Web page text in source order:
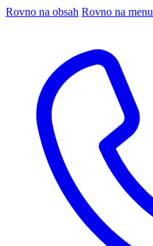
Rovno na obsah Rovno na menu